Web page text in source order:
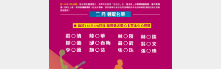
- 中醫觀點下的熟齡變化
- 中醫日常調養方法大公開
- 實用六位保健教學
◆時間｜3/22 (日) 早上 10:00－11:00